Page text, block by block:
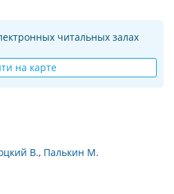
читальных залах
на карте
В. Палькин М.